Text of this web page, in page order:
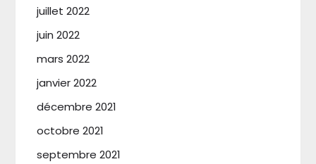
juillet 2022
juin 2022
mars 2022
janvier 2022
décembre 2021
octobre 2021
septembre 2021